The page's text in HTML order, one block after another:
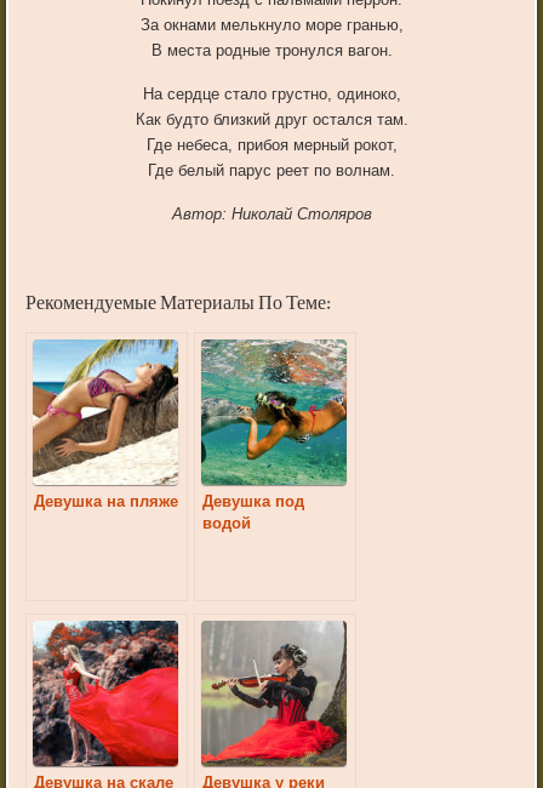
За окнами мелькнуло море гранью,
В места родные тронулся вагон.
На сердце стало грустно, одиноко,
Как будто близкий друг остался там.
Где небеса, прибоя мерный рокот,
Где белый парус реет по волнам.
Автор: Николай Столяров
Рекомендуемые Материалы По Теме:
Девушка на пляже
Девушка под
водой
Девушка на скале Девушка у реки